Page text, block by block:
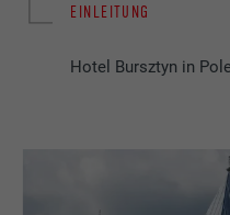
EINLEITUNG
Hotel Bursztyn in